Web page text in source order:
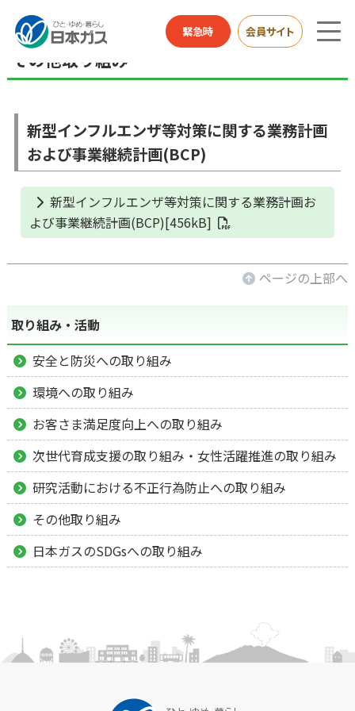
緊急時 会員サイト
企業情報TOP 取り組み・活動 その他取り組み
その他取り組み
新型インフルエンザ等対策に関する業務計画
および事業継続計画(BCP)
新型インフルエンザ等対策に関する業務計画お
よび事業継続計画(BCP)[456kB]
ページの上部へ
取り組み・活動
安全と防災への取り組み
環境への取り組み
お客さま満足度向上への取り組み
次世代育成支援の取り組み・女性活躍推進の取り組み
研究活動における不正行為防止への取り組み
その他取り組み
日本ガスのSDGsへの取り組み